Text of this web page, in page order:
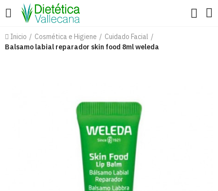
Inicio Cosmética e Higiene
Cuidado Facial
Balsamo labial reparador skin food 8ml weleda